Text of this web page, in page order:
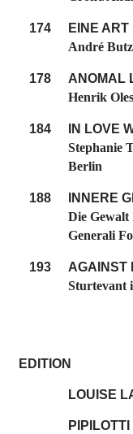
174
EINE
André
178
ANOMAL
Henrik
184
IN LOVE
Stephanie
Berlin
188
INNERE
Die
Generali
193
AGAINST
Sturtevant
EDITION
LOUISE